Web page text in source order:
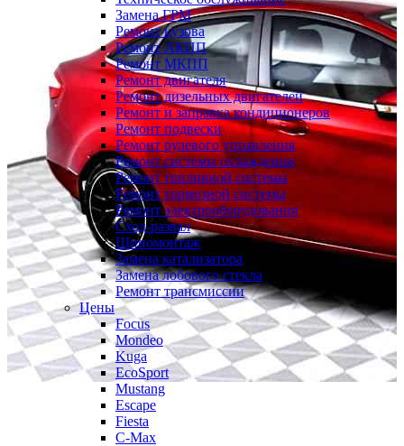
Замена ГРМ
Ремонт кузова
Ремонт АКПП
Ремонт МКПП
Ремонт двигателя
Ремонт дизельных двигателей
Ремонт и заправка кондиционеров
Ремонт подвески
Ремонт рулевого управления
Ремонт системы охлаждения
Ремонт топливной системы
Ремонт тормозной системы
Ремонт электрооборудования
Сход-развал
Шиномонтаж
Замена катализатора
Замена лобового стекла
Ремонт трансмиссии
Цены
Focus
Mondeo
Kuga
EcoSport
Mustang
Escape
Fiesta
C-Max